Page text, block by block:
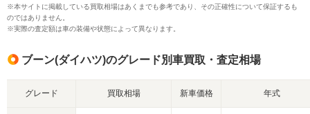
※本サイトに掲載している買取相場はあくまでも参考であり、その正確性について保証するも
のではありません。
※実際の査定額は車の装備や状態によって異なります。
ブーン(ダイハツ)のグレード別車買取・査定相場
グレード 買取相場 新車価格 年式